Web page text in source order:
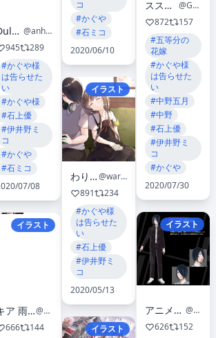
Dule0000
@anhaidule
945
289
#かぐや様
は告らせた
い
#かぐや様
#石上優
#伊井野ミ
コ
#かぐや
#石ミコ
07/08
イラスト
キア 雨宮天推⛄️
@kia7w
666
144
コ
#かぐや
#石ミコ
2020/06/10
イラスト
わりばし
@wari26d
891
234
#かぐや様
は告らせた
い
#石上優
#伊井野ミ
コ
2020/05/13
イラスト
ススム(skeb募集中)
@GanGanbass
872
157
#五等分の
花嫁
#かぐや様
は告らせた
い
#中野五月
#中野
#石上優
#伊井野ミ
コ
#かぐや
2020/07/30
イラスト
アニメ「かぐや様は告らせたい」公式
@anime_kaguya
626
152